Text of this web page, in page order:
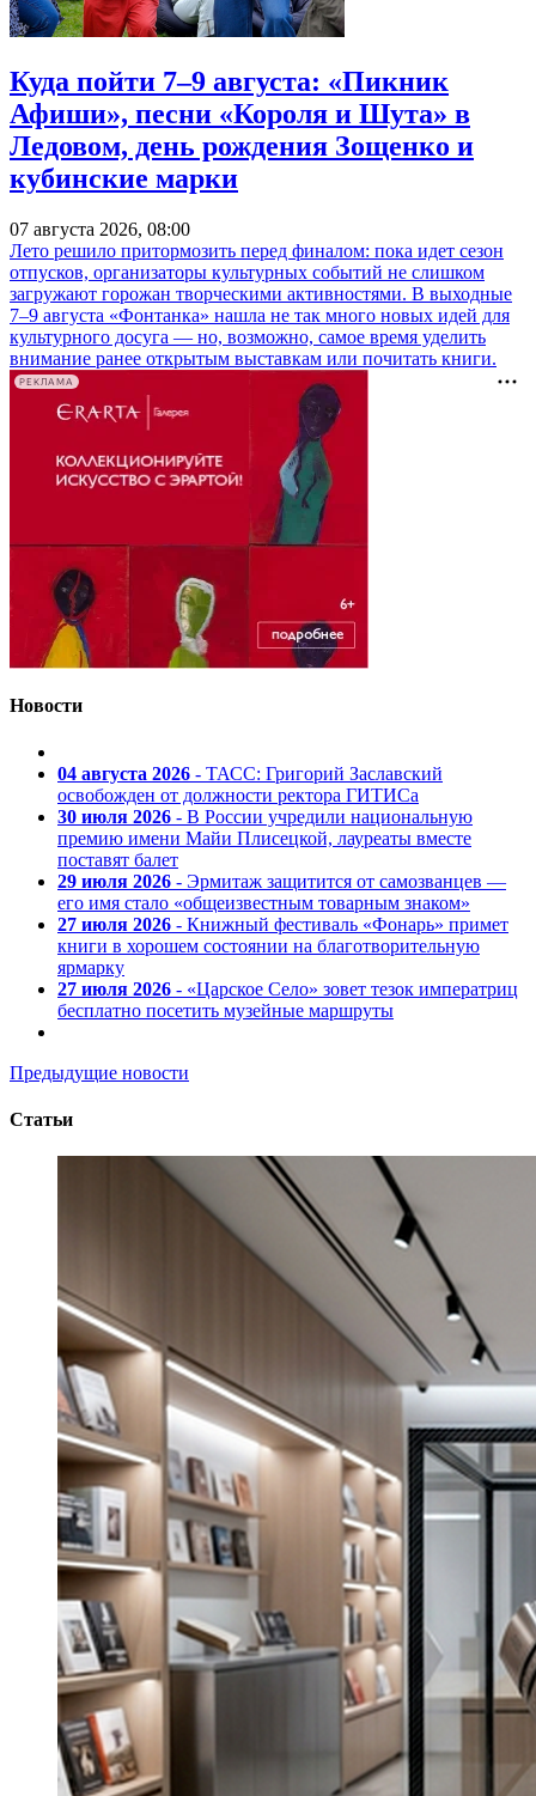
Куда пойти 7–9 августа: «Пикник
Афиши», песни «Короля и Шута» в
Ледовом, день рождения Зощенко и
кубинские марки
07 августа 2026, 08:00
Лето решило притормозить перед финалом: пока идет сезон
отпусков, организаторы культурных событий не слишком
загружают горожан творческими активностями. В выходные
7–9 августа «Фонтанка» нашла не так много новых идей для
культурного досуга — но, возможно, самое время уделить
внимание ранее открытым выставкам или почитать книги.
РЕКЛАМА
Новости
04 августа 2026 - ТАСС: Григорий Заславский
освобожден от должности ректора ГИТИСа
30 июля 2026 - В России учредили национальную
премию имени Майи Плисецкой, лауреаты вместе
поставят балет
29 июля 2026 - Эрмитаж защитится от самозванцев —
его имя стало «общеизвестным товарным знаком»
27 июля 2026 - Книжный фестиваль «Фонарь» примет
книги в хорошем состоянии на благотворительную
ярмарку
27 июля 2026 - «Царское Село» зовет тезок императриц
бесплатно посетить музейные маршруты
Предыдущие новости
Статьи